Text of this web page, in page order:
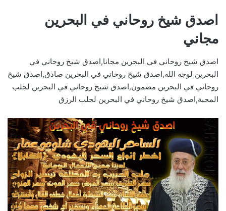
اصدق شيخ روحاني في البحرين
مجاني
اصدق شيخ روحاني في البحرين مجانا,اصدق شيخ روحاني في
البحرين لوجه الله,اصدق شيخ روحاني في البحرين صادق,اصدق شيخ
روحاني في البحرين مضمون,اصدق شيخ روحاني في البحرين لجلب
المحبة,اصدق شيخ روحاني في البحرين لجلب الرزق